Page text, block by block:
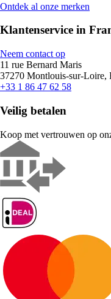
Ontdek al onze merken
Klantenservice in
Neem contact op
11 rue Bernard Maris
37270 Montlouis-sur-Loire,
+33 1 86 47 62 58
Veilig betalen
Koop met vertrouwen op